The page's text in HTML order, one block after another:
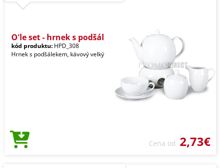
O'le set - hrnek s podšál
kód produktu: HPD_308
Hrnek s podšálekem, kávový velký
Cena od 2,73€